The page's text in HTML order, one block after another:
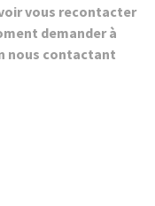
vous recontacter
demander à
nous contactant